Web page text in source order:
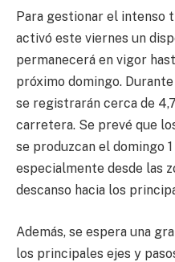
Para gestionar el intenso
activó este viernes un
permanecerá en vigor
próximo domingo.
se registrarán cerca de
carretera. Se prevé que
se produzcan el domingo
especialmente desde las
descanso hacia los
Además, se espera una
los principales ejes y